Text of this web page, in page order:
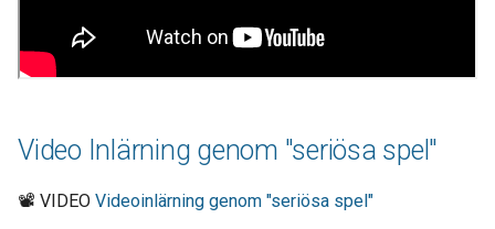
Video Inlärning genom "seriösa spel"
📽 VIDEO Videoinlärning genom "seriösa spel"